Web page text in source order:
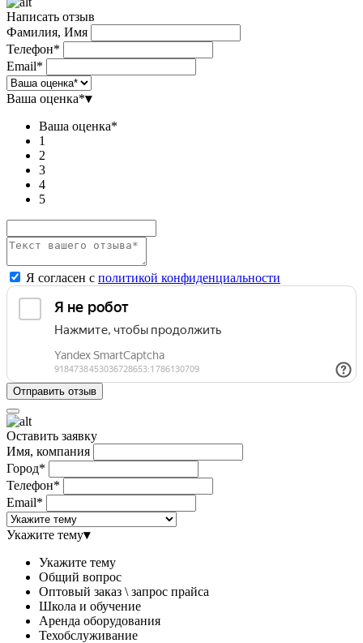
Написать отзыв
Фамилия, Имя
Телефон*
Email*
Ваша оценка*▾
Ваша оценка*
1
2
3
4
5
Я согласен с политикой конфиденциальности
Оставить заявку
Имя, компания
Город*
Телефон*
Email*
Укажите тему▾
Укажите тему
Общий вопрос
Оптовый заказ \ запрос прайса
Школа и обучение
Аренда оборудования
Техобслуживание